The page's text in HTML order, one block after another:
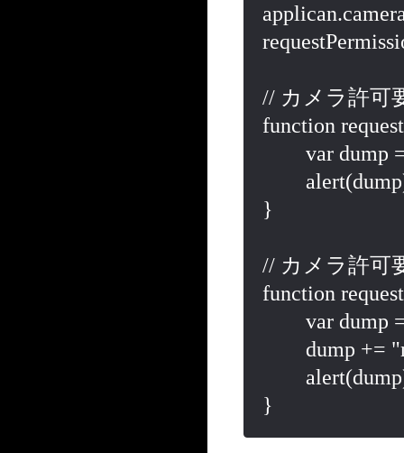
// カメラ許可
function
}
// カメラ許可
function